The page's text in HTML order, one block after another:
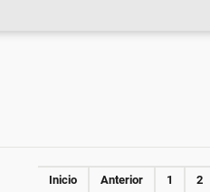
Inicio Anterior 1 2